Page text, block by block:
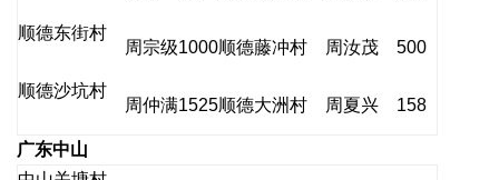
顺德东街村
周宗级1000顺德藤冲村 周汝茂 500
顺德沙坑村
周仲满1525顺德大洲村 周夏兴 158
广东中山